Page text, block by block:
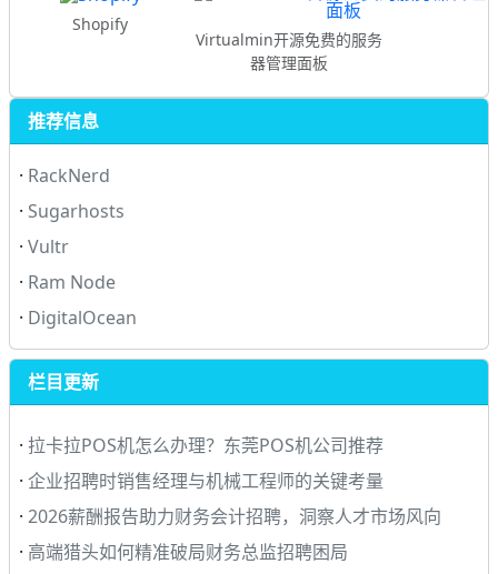
Shopify
Virtualmin开源免费的服务
器管理面板
推荐信息
· RackNerd
· Sugarhosts
· Vultr
· Ram Node
· DigitalOcean
栏目更新
· 拉卡拉POS机怎么办理？东莞POS机公司推荐
· 企业招聘时销售经理与机械工程师的关键考量
· 2026薪酬报告助力财务会计招聘，洞察人才市场风向
· 高端猎头如何精准破局财务总监招聘困局